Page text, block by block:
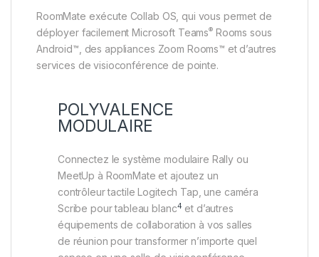
RoomMate exécute Collab OS, qui vous permet de
déployer facilement Microsoft Teams®Rooms sous
Android™, des appliances Zoom Rooms™ et d’autres
services de visioconférence de pointe.
POLYVALENCE
MODULAIRE
Connectez le système modulaire Rally ou
MeetUp à RoomMate et ajoutez un
contrôleur tactile Logitech Tap, une caméra
Scribe pour tableau blanc4Les exigences de
et d’autres
équipements de collaboration à vos salles
de réunion pour transformer n’importe quel